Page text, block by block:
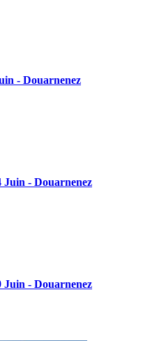
- Douarnenez
Juin - Douarnenez
Juin - Douarnenez